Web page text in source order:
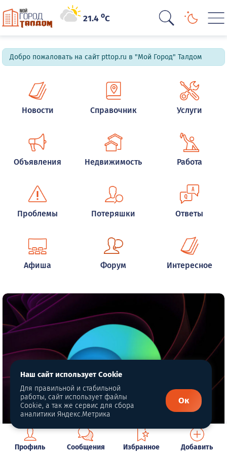
21.4oC
Добро пожаловать на сайт pttop.ru в "Мой Город" Талдом
Новости Справочник Услуги
Объявления Недвижимость Работа
Проблемы Потеряшки Ответы
Афиша Форум Интересное
Профиль Сообщения Избранное Добавить
Наш сайт использует Cookie
Для правильной и стабильной
работы, сайт использует файлы
Cookie, а так же сервис для сбора
аналитики Яндекс.Метрика
Ок